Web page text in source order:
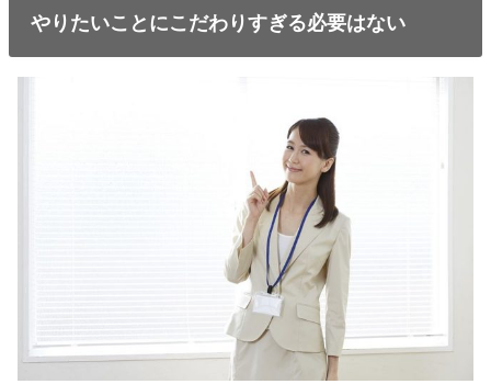
やりたいことにこだわりすぎる必要はない